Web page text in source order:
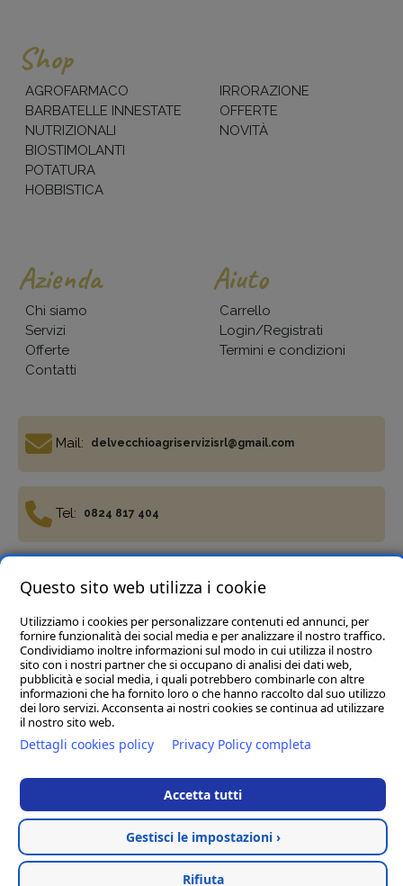
Shop
AGROFARMACO
BARBATELLE INNESTATE
NUTRIZIONALI
BIOSTIMOLANTI
POTATURA
HOBBISTICA
IRRORAZIONE
OFFERTE
NOVITÀ
Azienda
Chi siamo
Servizi
Offerte
Contatti
Aiuto
Carrello
Login/Registrati
Termini e condizioni
Mail: delvecchioagriservizisrl@gmail.com
Tel: 0824 817 404
Fax: 0824 817 977
Termini e condizioniPrivacy PolicyCookie policy
Del Vecchio Agriservizi Srl
Guardia Sanframondi (BN) P.IVA 01472040623
delvecchioagriservizisrl@legalmail.it
Hosted & created by Clion
Questo sito web utilizza i cookie
Utilizziamo i cookies per personalizzare contenuti ed annunci, per
fornire funzionalità dei social media e per analizzare il nostro traffico.
Condividiamo inoltre informazioni sul modo in cui utilizza il nostro
sito con i nostri partner che si occupano di analisi dei dati web,
pubblicità e social media, i quali potrebbero combinarle con altre
informazioni che ha fornito loro o che hanno raccolto dal suo utilizzo
dei loro servizi. Acconsenta ai nostri cookies se continua ad utilizzare
il nostro sito web.
Dettagli cookies policy Privacy Policy completa
Accetta tutti
Gestisci le impostazioni ›
Rifiuta